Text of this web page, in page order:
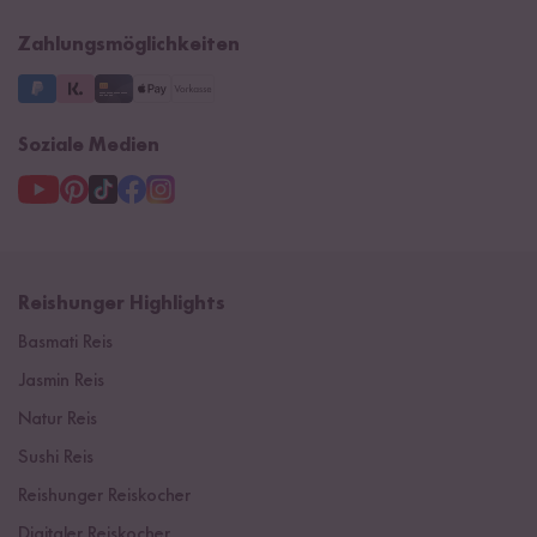
3 Jahre Garantie
Zahlungsmöglichkeiten
Soziale Medien
Reishunger Highlights
Basmati Reis
Jasmin Reis
Natur Reis
Sushi Reis
Reishunger Reiskocher